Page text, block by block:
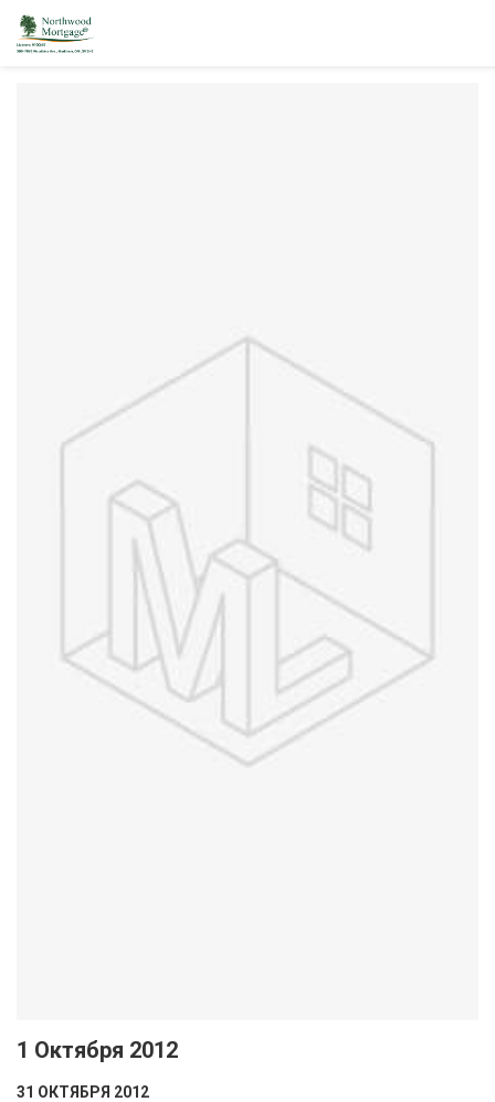
1 Октября 2012
31 ОКТЯБРЯ 2012